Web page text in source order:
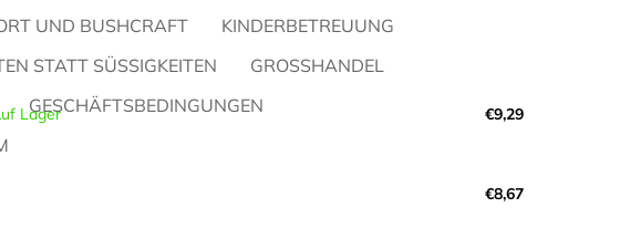
UND BUSHCRAFT
KINDERBETREUUNG
STATT SÜSSIGKEITEN
GROSSHANDEL
GESCHÄFTSBEDINGUNGEN
Lager €9,29
€8,67